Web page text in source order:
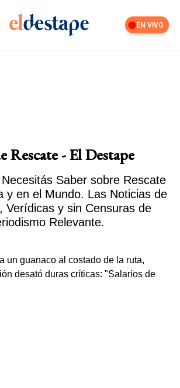
EN VIVO
Rescate - El Destape
Saber sobre Rescate
y en el Mundo. Las Noticias de
Verídicas y sin Censuras de
Relevante.